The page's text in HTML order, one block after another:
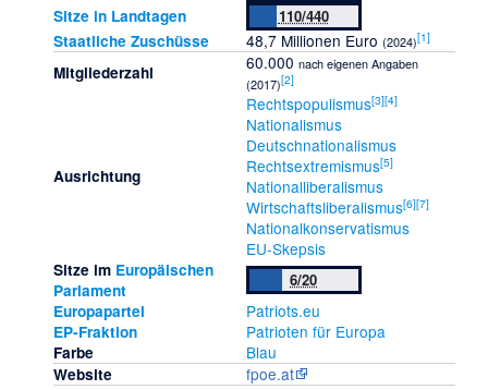
Sitze in Landtagen
110/440
Staatliche Zuschüsse
48,7 Millionen Euro (2024)[1]
Mitgliederzahl 60.000 nach eigenen Angaben
(2017)[2]
Ausrichtung
Rechtspopulismus[3][4]
Nationalismus
Deutschnationalismus
Rechtsextremismus[5]
Nationalliberalismus
Wirtschaftsliberalismus[6][7]
Nationalkonservatismus
EU-Skepsis
Sitze im Europäischen
Parlament
6/20
Europapartei
Patriots.eu
EP-Fraktion Patrioten für Europa
Farbe Blau
Website fpoe.at